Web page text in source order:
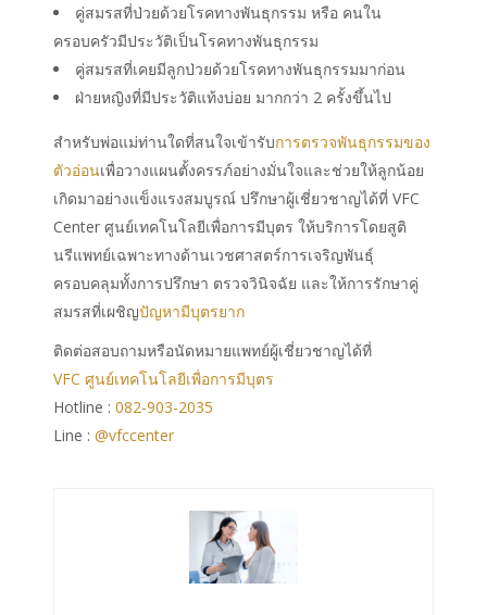
คู่สมรสที่ป่วยด้วยโรคทางพันธุกรรม หรือ คนใน
ครอบครัวมีประวัติเป็นโรคทางพันธุกรรม
คู่สมรสที่เคยมีลูกป่วยด้วยโรคทางพันธุกรรมมาก่อน
ฝ่ายหญิงที่มีประวัติแท้งบ่อย มากกว่า 2 ครั้งขึ้นไป
สำหรับพ่อแม่ท่านใดที่สนใจเข้ารับการตรวจพันธุกรรมของ
ตัวอ่อนเพื่อวางแผนตั้งครรภ์อย่างมั่นใจและช่วยให้ลูกน้อย
เกิดมาอย่างแข็งแรงสมบูรณ์ ปรึกษาผู้เชี่ยวชาญได้ที่ VFC
Center ศูนย์เทคโนโลยีเพื่อการมีบุตร ให้บริการโดยสูติ
นรีแพทย์เฉพาะทางด้านเวชศาสตร์การเจริญพันธุ์
ครอบคลุมทั้งการปรึกษา ตรวจวินิจฉัย และให้การรักษาคู่
สมรสที่เผชิญปัญหามีบุตรยาก
ติดต่อสอบถามหรือนัดหมายแพทย์ผู้เชี่ยวชาญได้ที่
VFC ศูนย์เทคโนโลยีเพื่อการมีบุตร
Hotline : 082-903-2035
Line : @vfccenter